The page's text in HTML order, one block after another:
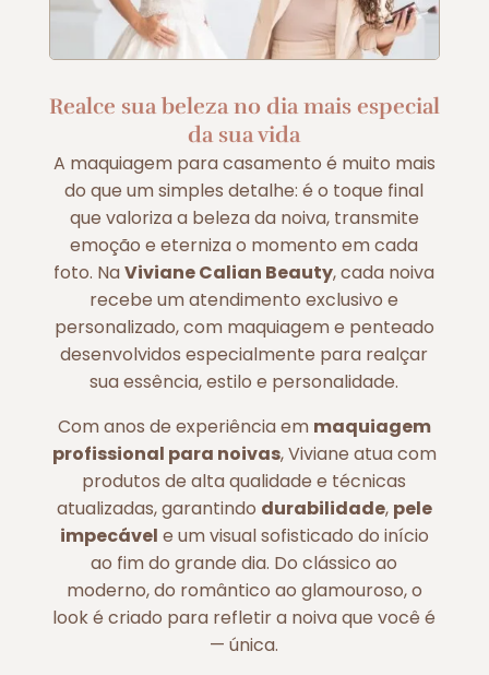
Realce sua beleza no dia mais especial
da sua vida
A maquiagem para casamento é muito mais
do que um simples detalhe: é o toque final
que valoriza a beleza da noiva, transmite
emoção e eterniza o momento em cada
foto. NaViviane Calian Beauty, cada noiva
recebe um atendimento exclusivo e
personalizado, com maquiagem e penteado
desenvolvidos especialmente para realçar
sua essência, estilo e personalidade.
Com anos de experiência em maquiagem
profissional para noivas, Viviane atua com
produtos de alta qualidade e técnicas
atualizadas, garantindo durabilidade, pele
impecável e um visual sofisticado do início
ao fim do grande dia. Do clássico ao
moderno, do romântico ao glamouroso, o
look é criado para refletir a noiva que você é
— única.